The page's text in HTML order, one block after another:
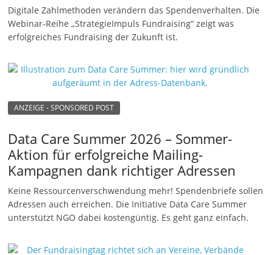
Digitale Zahlmethoden verändern das Spendenverhalten. Die
Webinar-Reihe „StrategieImpuls Fundraising“ zeigt was
erfolgreiches Fundraising der Zukunft ist.
ANZEIGE - SPONSORED POST
Data Care Summer 2026 – Sommer-
Aktion für erfolgreiche Mailing-
Kampagnen dank richtiger Adressen
Keine Ressourcenverschwendung mehr! Spendenbriefe sollen
Adressen auch erreichen. Die Initiative Data Care Summer
unterstützt NGO dabei kostengüntig. Es geht ganz einfach.